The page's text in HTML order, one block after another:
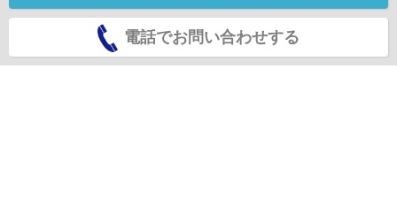
電話でお問い合わせする